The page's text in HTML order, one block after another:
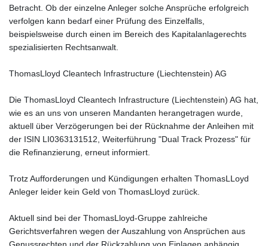
Betracht. Ob der einzelne Anleger solche Ansprüche erfolgreich
verfolgen kann bedarf einer Prüfung des Einzelfalls,
beispielsweise durch einen im Bereich des Kapitalanlagerechts
spezialisierten Rechtsanwalt.
ThomasLloyd Cleantech Infrastructure (Liechtenstein) AG
Die ThomasLloyd Cleantech Infrastructure (Liechtenstein) AG hat,
wie es an uns von unseren Mandanten herangetragen wurde,
aktuell über Verzögerungen bei der Rücknahme der Anleihen mit
der ISIN LI0363131512, Weiterführung "Dual Track Prozess" für
die Refinanzierung, erneut informiert.
Trotz Aufforderungen und Kündigungen erhalten ThomasLLoyd
Anleger leider kein Geld von ThomasLloyd zurück.
Aktuell sind bei der ThomasLloyd-Gruppe zahlreiche
Gerichtsverfahren wegen der Auszahlung von Ansprüchen aus